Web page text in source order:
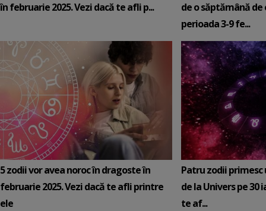
în februarie 2025. Vezi dacă te afli p...
de o săptămână de
perioada 3-9 fe...
5 zodii vor avea noroc în dragoste în
februarie 2025. Vezi dacă te afli printre
ele
Patru zodii primesc
de la Univers pe 30
te af...